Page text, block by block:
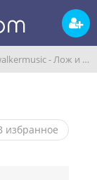
- Лож и правда
избранное